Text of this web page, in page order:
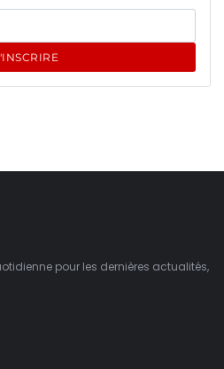
pour les dernières actualités,